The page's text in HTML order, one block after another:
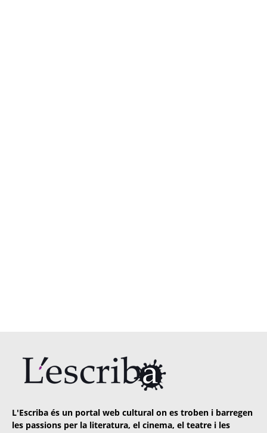
L'Escriba és un portal web cultural on es troben i barregen
les passions per la literatura, el cinema, el teatre i les